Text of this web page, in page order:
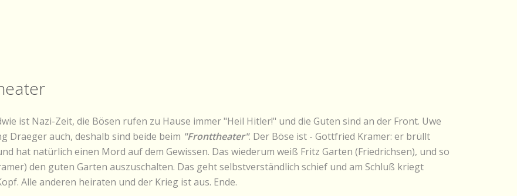
ist Nazi-Zeit, die Bösen rufen zu Hause immer "Heil Hitler!" und die Guten sind an der Front. Uwe
Draeger auch, deshalb sind beide beim "Fronttheater". Der Böse ist - Gottfried Kramer: er brüllt
hat natürlich einen Mord auf dem Gewissen. Das wiederum weiß Fritz Garten (Friedrichsen), und so
den guten Garten auszuschalten. Das geht selbstverständlich schief und am Schluß kriegt
Alle anderen heiraten und der Krieg ist aus. Ende.